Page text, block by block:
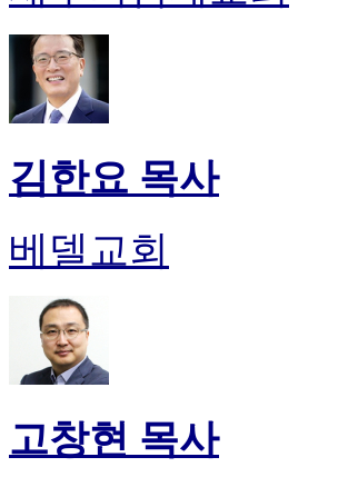
김한요 목사
베델교회
고창현 목사